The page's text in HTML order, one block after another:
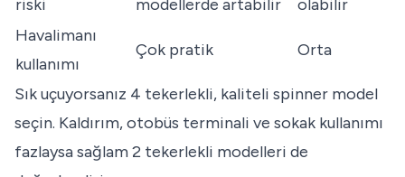
riski
modellerde artabilir
olabilir
Havalimanı
kullanımı
Çok pratik Orta
Sık uçuyorsanız 4 tekerlekli, kaliteli spinner model
seçin. Kaldırım, otobüs terminali ve sokak kullanımı
fazlaysa sağlam 2 tekerlekli modelleri de